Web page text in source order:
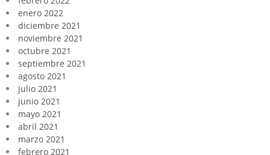
enero 2022
diciembre 2021
noviembre 2021
octubre 2021
septiembre 2021
agosto 2021
julio 2021
junio 2021
mayo 2021
abril 2021
marzo 2021
febrero 2021